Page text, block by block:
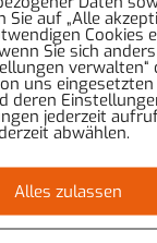
Sie auf „Alle
Cookies
Sie sich
verwalten“
uns
deren
jederzeit
abwählen.
Alles zulassen